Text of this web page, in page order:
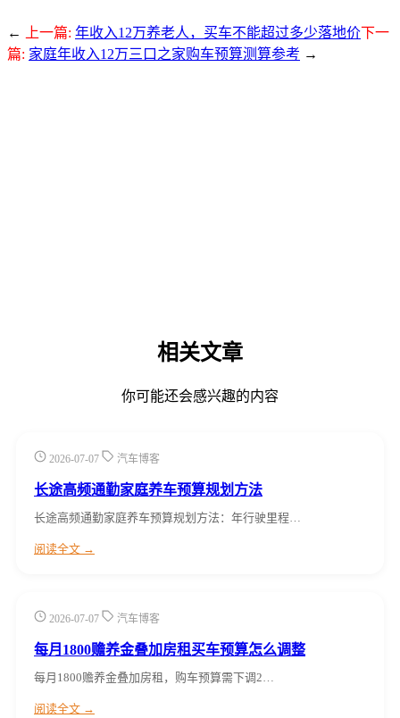
← 上一篇: 年收入12万养老人，买车不能超过多少落地价下一
篇: 家庭年收入12万三口之家购车预算测算参考 →
相关文章
你可能还会感兴趣的内容
2026-07-07 汽车博客
长途高频通勤家庭养车预算规划方法
长途高频通勤家庭养车预算规划方法：年行驶里程…
阅读全文 →
2026-07-07 汽车博客
每月1800赡养金叠加房租买车预算怎么调整
每月1800赡养金叠加房租，购车预算需下调2…
阅读全文 →